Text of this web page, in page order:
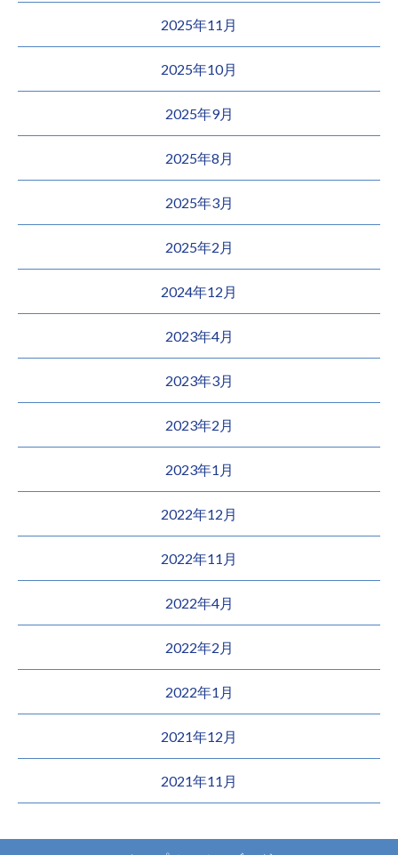
2025年11月
2025年10月
2025年9月
2025年8月
2025年3月
2025年2月
2024年12月
2023年4月
2023年3月
2023年2月
2023年1月
2022年12月
2022年11月
2022年4月
2022年2月
2022年1月
2021年12月
2021年11月